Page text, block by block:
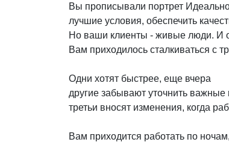
Вы прописывали портрет
лучшие условия, обеспечить
Но ваши клиенты - живые люди. И
Вам приходилось сталкиваться с
Одни хотят быстрее, еще вчера
другие забывают уточнить
третьи вносят изменения, когда
Вам приходится работать по